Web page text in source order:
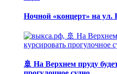
Ночной «концерт» на ул.
🚢 На Верхнем пруду